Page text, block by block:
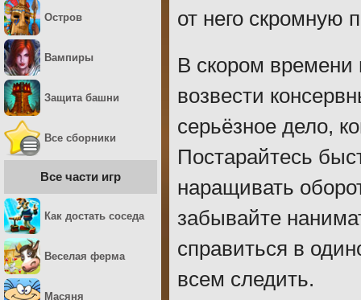
от него скромную
В скором времени
возвести
серьёзное дело,
Постарайтесь
наращивать
забывайте
справиться в
всем следить.
Остров
Вампиры
Защита башни
Все сборники
Все части игр
Как достать соседа
Веселая ферма
Масяня